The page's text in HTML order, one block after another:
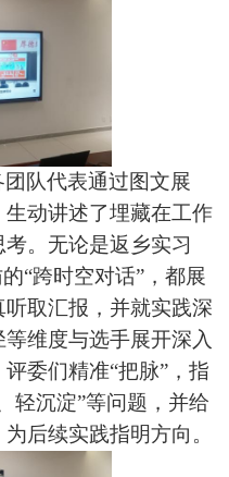
队代表通过图文展
动讲述了埋藏在工作
。无论是返乡实习
“跨时空对话”，都展
取汇报，并就实践深
维度与选手展开深入
委们精准“把脉”，指
轻沉淀”等问题，并给
后续实践指明方向。